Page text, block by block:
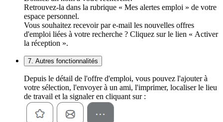
Retrouvez-la dans la rubrique « Mes alertes emploi » de votre
espace personnel.
Vous souhaitez recevoir par e-mail les nouvelles offres
d'emploi liées à votre recherche ? Cliquez sur le lien « Activer
la réception ».
7. Autres fonctionnalités
Depuis le détail de l'offre d'emploi, vous pouvez l'ajouter à
votre sélection, l'envoyer à un ami, l'imprimer, localiser le lieu
de travail et la signaler en cliquant sur :